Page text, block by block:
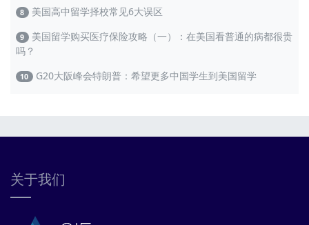
8 美国高中留学择校常见6大误区
9 美国留学购买医疗保险攻略（一）：在美国看普通的病都很贵
吗？
10 G20大阪峰会特朗普：希望更多中国学生到美国留学
关于我们